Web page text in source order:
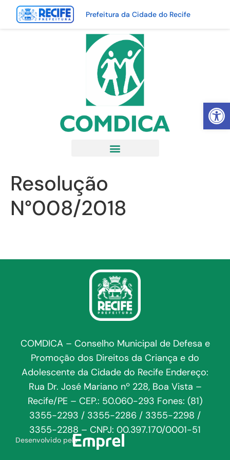
Abrir
Prefeitura da Cidade do Recife
Resolução
N°008/2018
COMDICA – Conselho Municipal de Defesa e
Promoção dos Direitos da Criança e do
Adolescente da Cidade do Recife Endereço:
Rua Dr. José Mariano nº 228, Boa Vista –
Recife/PE – CEP.: 50.060-293 Fones: (81)
3355-2293 / 3355-2286 / 3355-2298 /
3355-2288 – CNPJ: 00.397.170/0001-51
Desenvolvido pela